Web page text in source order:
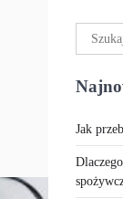
Szukaj:
Jak